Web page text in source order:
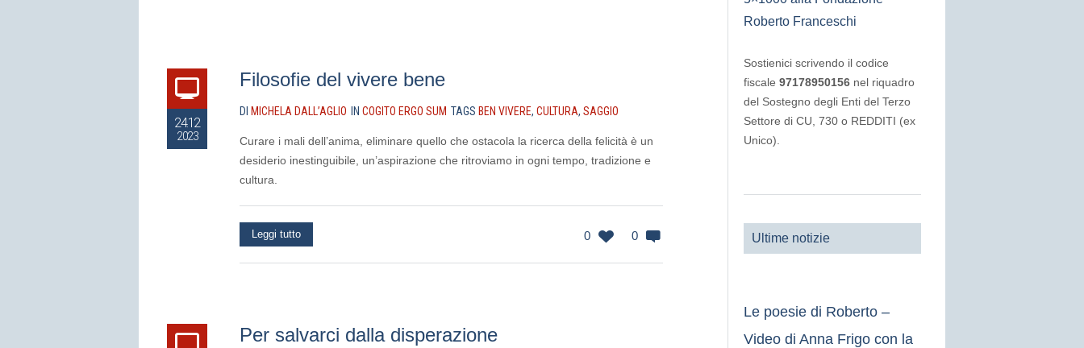
24.12
2023
Filosofie del vivere bene
DI MICHELA DALL’AGLIO IN COGITO ERGO SUM TAGS BEN VIVERE, CULTURA, SAGGIO
Curare i mali dell’anima, eliminare quello che ostacola la ricerca della felicità è un
desiderio inestinguibile, un’aspirazione che ritroviamo in ogni tempo, tradizione e
cultura.
0 0
Leggi tutto
Per salvarci dalla disperazione
Roberto Franceschi
Sostienici scrivendo il codice
fiscale97178950156 nel riquadro
del Sostegno degli Enti del Terzo
Settore di CU, 730 o REDDITI (ex
Unico).
Ultime notizie
Le poesie di Roberto –
Video di Anna Frigo con la